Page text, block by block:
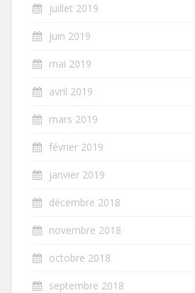
juillet 2019
juin 2019
mai 2019
avril 2019
mars 2019
février 2019
janvier 2019
décembre 2018
novembre 2018
octobre 2018
septembre 2018